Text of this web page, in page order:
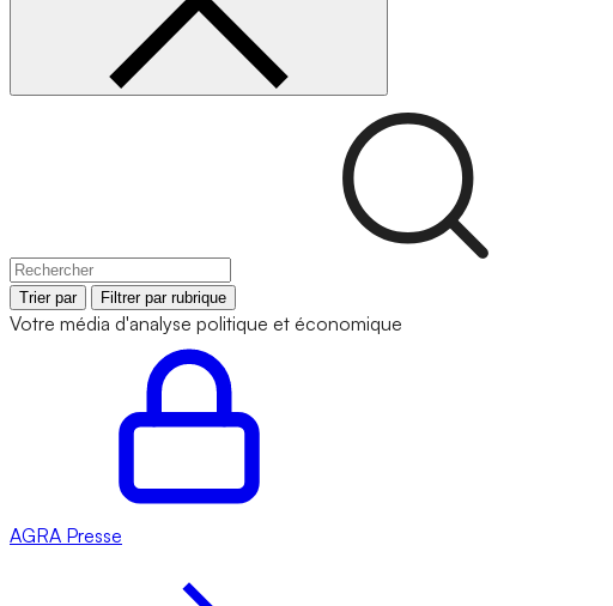
Trier par Filtrer par rubrique
Votre média d'analyse politique et économique
AGRA Presse